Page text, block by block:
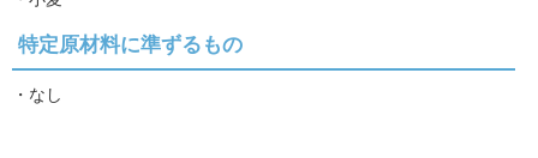
特定原材料に準ずるもの
・なし